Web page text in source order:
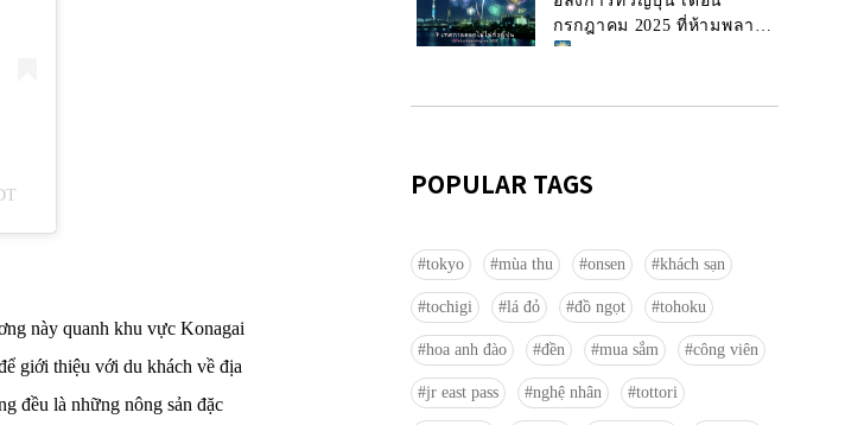
này quanh khu vực Konagai
giới thiệu với du khách về địa
đều là những nông sản đặc
กรกฎาคม 2025 ที่ห้ามพลาด!
POPULAR TAGS
tokyo mùa thu onsen khách sạn
tochigi lá đỏ đồ ngọt tohoku
hoa anh đào đền mua sắm công viên
jr east pass nghệ nhân tottori